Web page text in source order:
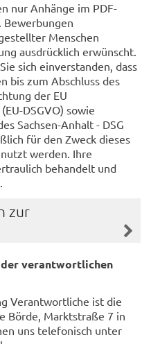
nur Anhänge im PDF-
Bewerbungen
Menschen
ausdrücklich erwünscht.
sich einverstanden, dass
bis zum Abschluss des
der EU
DSGVO) sowie
Sachsen-Anhalt - DSG
für den Zweck dieses
werden. Ihre
behandelt und
zur
verantwortlichen
Verantwortliche ist die
Börde, Marktstraße 7 in
uns telefonisch unter